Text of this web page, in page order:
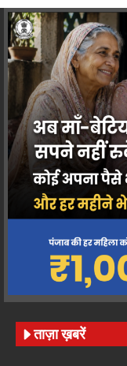
ताज़ा ख़बरें